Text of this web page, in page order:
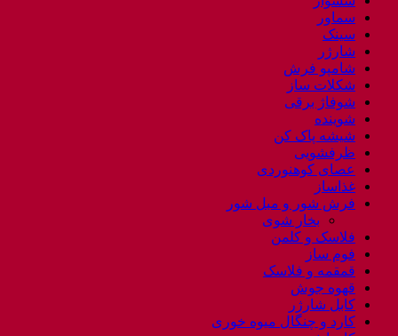
سماور
سینک
شارژر
شامپو فرش
شکلات ساز
شوفاژ برقی
شوینده
شیشه پاک کن
ظرفشویی
عصای کوهنوردی
غذاساز
فرش شور و مبل شور
بخار شوی
فلاسک و کلمن
فوم ساز
قمقمه و فلاسک
قهوه جوش
کابل شارژر
کارد و چنگال میوه خوری